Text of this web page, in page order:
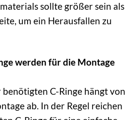
sollte größer sein als
um ein Herausfallen zu
werden für die Montage
benötigten C-Ringe hängt von
ab. In der Regel reichen